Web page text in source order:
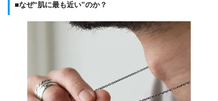
■なぜ“肌に最も近い”のか？